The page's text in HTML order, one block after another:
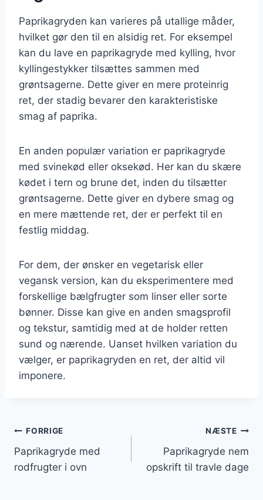
Paprikagryden kan varieres på utallige måder,
hvilket gør den til en alsidig ret. For eksempel
kan du lave en paprikagryde med kylling, hvor
kyllingestykker tilsættes sammen med
grøntsagerne. Dette giver en mere proteinrig
ret, der stadig bevarer den karakteristiske
smag af paprika.
En anden populær variation er paprikagryde
med svinekød eller oksekød. Her kan du skære
kødet i tern og brune det, inden du tilsætter
grøntsagerne. Dette giver en dybere smag og
en mere mættende ret, der er perfekt til en
festlig middag.
For dem, der ønsker en vegetarisk eller
vegansk version, kan du eksperimentere med
forskellige bælgfrugter som linser eller sorte
bønner. Disse kan give en anden smagsprofil
og tekstur, samtidig med at de holder retten
sund og nærende. Uanset hvilken variation du
vælger, er paprikagryden en ret, der altid vil
imponere.
Indlægsnavigation
FORRIGE
Paprikagryde med
rodfrugter i ovn
NÆSTE
Paprikagryde nem
opskrift til travle dage